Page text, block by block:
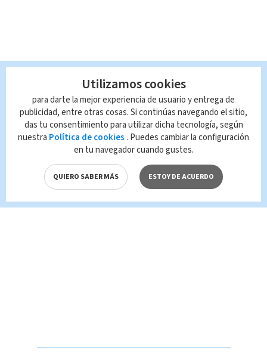
Utilizamos cookies
para darte la mejor experiencia de usuario y entrega de
publicidad, entre otras cosas. Si continúas navegando el sitio,
das tu consentimiento para utilizar dicha tecnología, según
nuestra Política de cookies . Puedes cambiar la configuración
en tu navegador cuando gustes.
QUIERO SABER MÁS ESTOY DE ACUERDO